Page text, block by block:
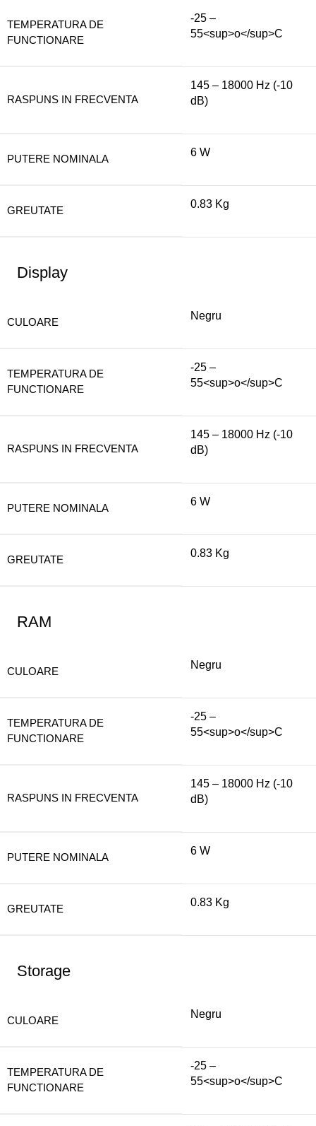
TEMPERATURA DE
FUNCTIONARE
-25 –
55<sup>o</sup>C
RASPUNS IN FRECVENTA
145 – 18000 Hz (-10
dB)
PUTERE NOMINALA
6 W
GREUTATE
0.83 Kg
Display
CULOARE
Negru
TEMPERATURA DE
FUNCTIONARE
-25 –
55<sup>o</sup>C
RASPUNS IN FRECVENTA
145 – 18000 Hz (-10
dB)
PUTERE NOMINALA
6 W
GREUTATE
0.83 Kg
RAM
CULOARE
Negru
TEMPERATURA DE
FUNCTIONARE
-25 –
55<sup>o</sup>C
RASPUNS IN FRECVENTA
145 – 18000 Hz (-10
dB)
PUTERE NOMINALA
6 W
GREUTATE
0.83 Kg
Storage
CULOARE
Negru
TEMPERATURA DE
FUNCTIONARE
-25 –
55<sup>o</sup>C